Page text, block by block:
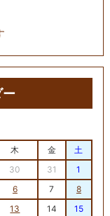
ー
木 金
土
30 31
1
6 7
8
13 14
15